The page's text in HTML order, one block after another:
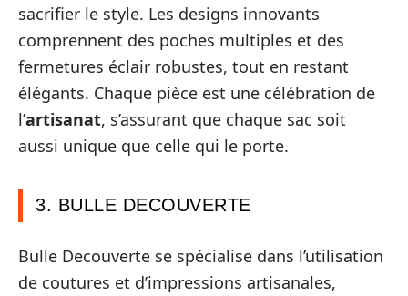
sacrifier le style. Les designs innovants
comprennent des poches multiples et des
fermetures éclair robustes, tout en restant
élégants. Chaque pièce est une célébration de
l’artisanat, s’assurant que chaque sac soit
aussi unique que celle qui le porte.
3. BULLE DECOUVERTE
Bulle Decouverte se spécialise dans l’utilisation
de coutures et d’impressions artisanales,